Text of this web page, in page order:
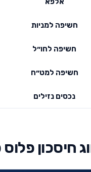
חשיפה למניות
חשיפה לחו״ל
חשיפה למט״ח
נכסים נזילים
חיסכון פלוס